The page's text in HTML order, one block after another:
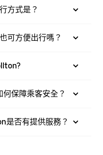
方式是？
可方便出行嗎？
保障乘客安全？
是否有提供服務？